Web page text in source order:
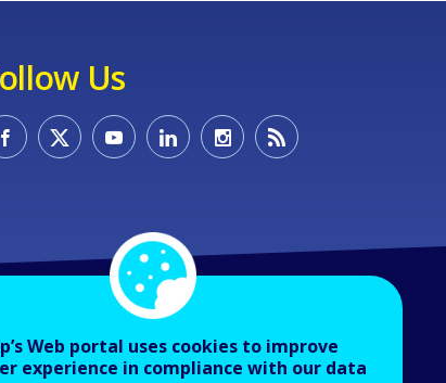
Us
Web portal uses cookies to improve
experience in compliance with our data